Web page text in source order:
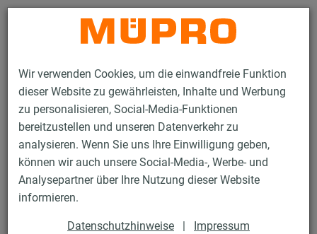
Wir verwenden Cookies, um die einwandfreie Funktion
dieser Website zu gewährleisten, Inhalte und Werbung
zu personalisieren, Social-Media-Funktionen
bereitzustellen und unseren Datenverkehr zu
analysieren. Wenn Sie uns Ihre Einwilligung geben,
können wir auch unsere Social-Media-, Werbe- und
Analysepartner über Ihre Nutzung dieser Website
informieren.
Datenschutzhinweise | Impressum
Kontakt
Produkte Befestigungstechnik
Rohrschellen
Schraubrohrschellen mit Rohrgewindeanschluss